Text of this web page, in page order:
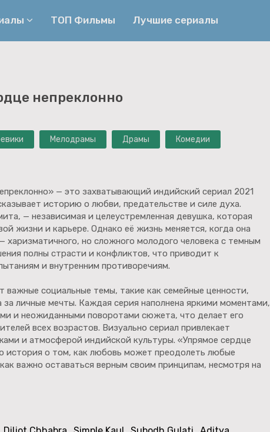
Криминальные
Семейные
Фэнтези
ТОП Фильмы Лучшие сериалы
непреклонно
Мелодрамы Драмы Комедии
— это захватывающий индийский сериал 2021
историю о любви, предательстве и силе духа.
— независимая и целеустремленная девушка, которая
жизни и карьере. Однако её жизнь меняется, когда она
харизматичного, но сложного молодого человека с темным
полны страсти и конфликтов, что приводит к
и внутренним противоречиям.
важные социальные темы, такие как семейные ценности,
личные мечты. Каждая серия наполнена яркими моментами,
и неожиданными поворотами сюжета, что делает его
всех возрастов. Визуально сериал привлекает
и атмосферой индийской культуры. «Упрямое сердце
история о том, как любовь может преодолеть любые
важно оставаться верным своим принципам, несмотря на